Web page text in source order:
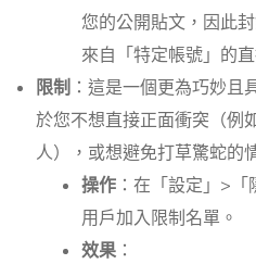
您的公開貼文，因此
來自「特定帳號」的
限制 ：這是一個更為巧妙且
於您不想直接正面衝突（例
人），或想避免打草驚蛇的
操作 ：在「設定」>
用戶加入限制名單。
效果 ：